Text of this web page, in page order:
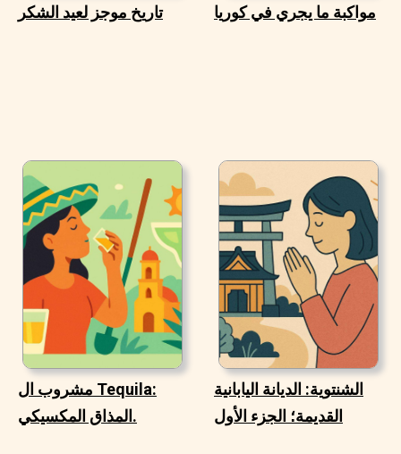
تاريخ موجز لعيد الشكر مواكبة ما يجري في كوريا
مشروب ال Tequila:
المذاق المكسيكي.
الشنتوية: الديانة اليابانية
القديمة؛ الجزء الأول